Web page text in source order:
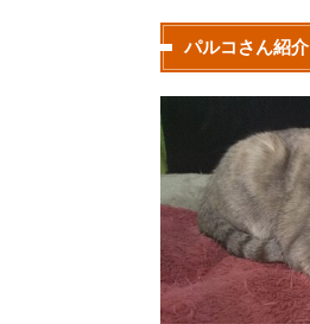
パルコさん紹介